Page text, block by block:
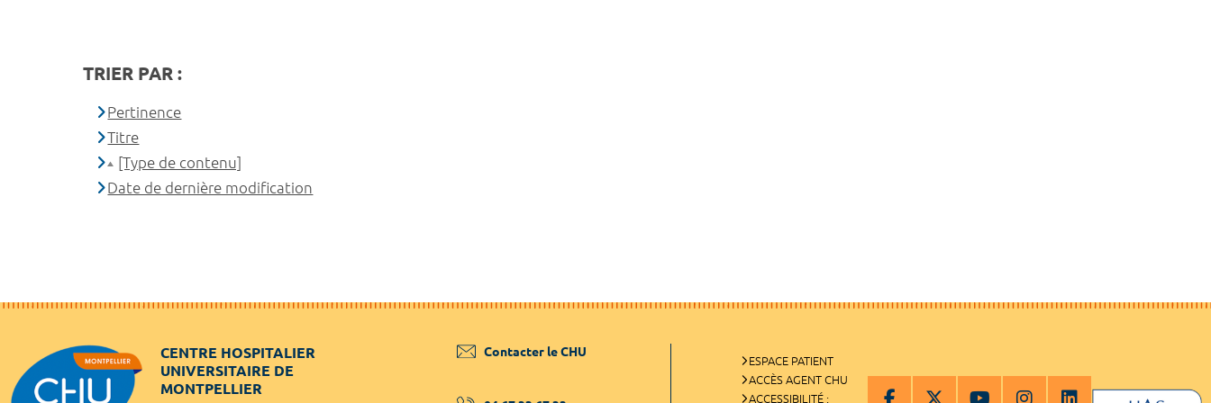
TRIER PAR :
Pertinence
Titre
[Type de contenu]
Date de dernière modification
CENTRE HOSPITALIER
UNIVERSITAIRE DE
MONTPELLIER
Contacter le CHU
ESPACE PATIENT
ACCÈS AGENT CHU
ACCESSIBILITÉ :